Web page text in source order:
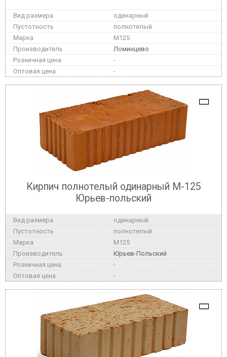
одинарный
полнотелый
M125
Ломинцево
-
-
Кирпич полнотелый одинарный М-125
Юрьев-польский
одинарный
полнотелый
M125
Юрьев-Польский
-
-